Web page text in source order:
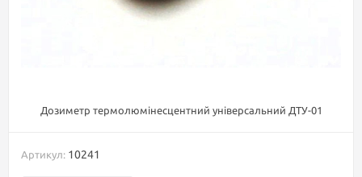
Дозиметр термолюмінесцентний універсальний ДТУ-01
Артикул: 10241